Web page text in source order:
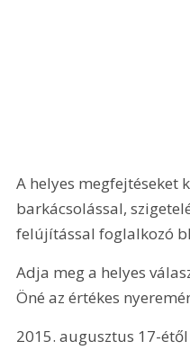
A helyes megfejtéseket
barkácsolással,
felújítással foglalkozó
Adja meg a helyes
Öné az értékes
2015. augusztus 17-